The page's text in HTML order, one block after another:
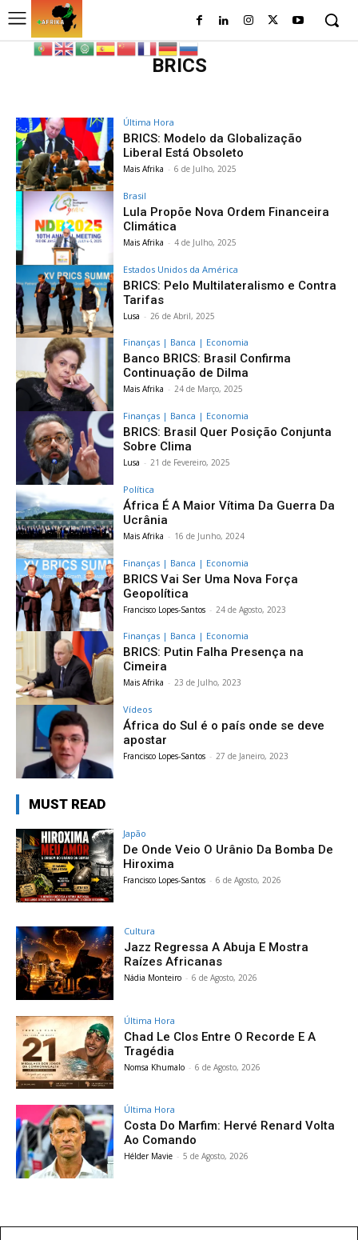
BRICS
Última Hora
BRICS: Modelo da Globalização
Liberal Está Obsoleto
Mais Afrika - 6 de Julho, 2025
Brasil
Lula Propõe Nova Ordem Financeira
Climática
Mais Afrika - 4 de Julho, 2025
Estados Unidos da América
BRICS: Pelo Multilateralismo e Contra
Tarifas
Lusa - 26 de Abril, 2025
Finanças | Banca | Economia
Banco BRICS: Brasil Confirma
Continuação de Dilma
Mais Afrika - 24 de Março, 2025
Finanças | Banca | Economia
BRICS: Brasil Quer Posição Conjunta
Sobre Clima
Lusa - 21 de Fevereiro, 2025
Política
África É A Maior Vítima Da Guerra Da
Ucrânia
Mais Afrika - 16 de Junho, 2024
Finanças | Banca | Economia
BRICS Vai Ser Uma Nova Força
Geopolítica
Francisco Lopes-Santos - 24 de Agosto, 2023
Finanças | Banca | Economia
BRICS: Putin Falha Presença na
Cimeira
Mais Afrika - 23 de Julho, 2023
Vídeos
África do Sul é o país onde se deve
apostar
Francisco Lopes-Santos - 27 de Janeiro, 2023
MUST READ
Japão
De Onde Veio O Urânio Da Bomba De
Hiroxima
Francisco Lopes-Santos - 6 de Agosto, 2026
Cultura
Jazz Regressa A Abuja E Mostra
Raízes Africanas
Nádia Monteiro - 6 de Agosto, 2026
Última Hora
Chad Le Clos Entre O Recorde E A
Tragédia
Nomsa Khumalo - 6 de Agosto, 2026
Última Hora
Costa Do Marfim: Hervé Renard Volta
Ao Comando
Hélder Mavie - 5 de Agosto, 2026